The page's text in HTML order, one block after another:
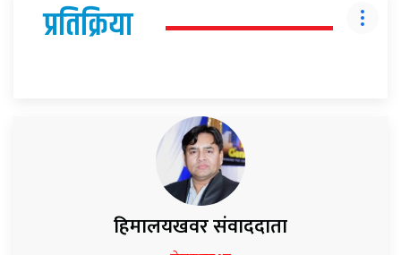
प्रतिक्रिया
हिमालयखवर संवाददाता